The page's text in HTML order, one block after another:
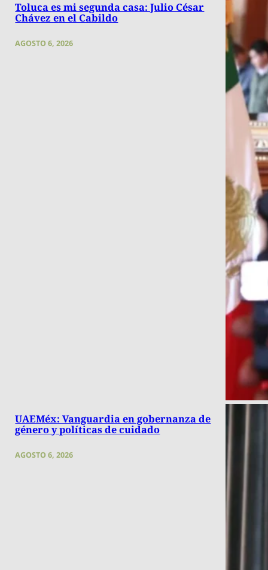
Toluca es mi segunda casa: Julio César
Chávez en el Cabildo
AGOSTO 6, 2026
UAEMéx: Vanguardia en gobernanza de
género y políticas de cuidado
AGOSTO 6, 2026